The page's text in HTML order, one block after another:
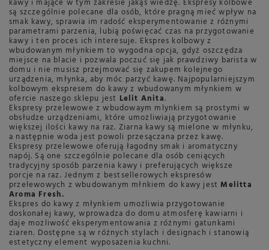
kawy i mające w tym zakresie jakąś wiedzę. Ekspresy kolbowe
są szczególnie polecane dla osób, które pragną mieć wpływ na
smak kawy, sprawia im radość eksperymentowanie z różnymi
parametrami parzenia, lubią poświęcać czas na przygotowanie
kawy i ten proces ich interesuje. Ekspres kolbowy z
wbudowanym młynkiem to wygodna opcja, gdyż oszczędza
miejsce na blacie i pozwala poczuć się jak prawdziwy barista w
domu i nie musisz przejmować się zakupem kolejnego
urządzenia, młynka, aby móc parzyć kawę. Najpopularniejszym
kolbowym ekspresem do kawy z wbudowanym młynkiem w
ofercie naszego sklepu jest Lelit Anita.
Ekspresy przelewowe z wbudowaym mlynkiem są prostymi w
obsłudze urządzeniami, które umożliwiają przygotowanie
większej ilości kawy na raz. Ziarna kawy są mielone w młynku,
a następnie woda jest powoli przesączana przez kawę.
Ekspresy przelewowe oferują łagodny smak i aromatyczny
napój. Są one szczególnie polecane dla osób ceniących
tradycyjny sposób parzenia kawy i preferujących większe
porcje na raz. Jednym z bestsellerowych ekspresów
przelewowych z wbudowanym młnkiem do kawy jestMelitta
Aroma Fresh.
Ekspres do kawy z młynkiem umożliwia przygotowanie
doskonałej kawy, wprowadza do domu atmosferę kawiarni i
daje możliwość eksperymentowania z różnymi gatunkami
ziaren. Dostępne są w różnych stylach i designach i stanowią
estetyczny element wyposażenia kuchni.